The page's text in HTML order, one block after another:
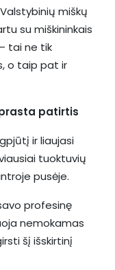
miškų
su miškininkais
tai ne tik
o taip pat ir
patirtis
ir liaujasi
tuoktuvių
pusėje.
profesinę
nemokamas
šį išskirtinį